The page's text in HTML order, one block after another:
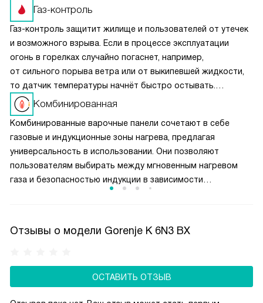
Газ-контроль
Газ-контроль защитит жилище и пользователей от утечек
и возможного взрыва. Если в процессе эксплуатации
огонь в горелках случайно погаснет, например,
от сильного порыва ветра или от выкипевшей жидкости,
то датчик температуры начнёт быстро остывать.
Он передаст сигнал на модуль, который перекрывает
подачу газа. Эта функция обычно срабатывает в течение
10 секунд после затухания пламени.
Комбинированная
Комбинированные варочные панели сочетают в себе
газовые и индукционные зоны нагрева, предлагая
универсальность в использовании. Они позволяют
пользователям выбирать между мгновенным нагревом
газа и безопасностью индукции в зависимости
Отзывы о модели Gorenje K 6N3 BX
ОСТАВИТЬ ОТЗЫВ